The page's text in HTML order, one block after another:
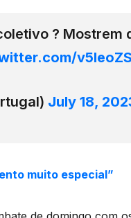
? Mostrem
July 18,
muito especial”